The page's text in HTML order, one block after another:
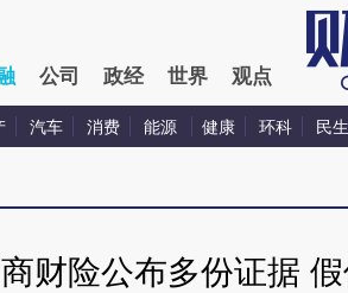
公司 政经 世界 观点
汽车 消费 能源 健康 环科 民生
财险公布多份证据